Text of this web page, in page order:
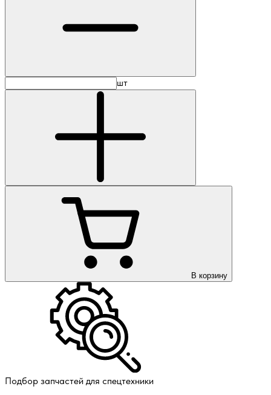
шт
В корзину
Подбор запчастей для спецтехники